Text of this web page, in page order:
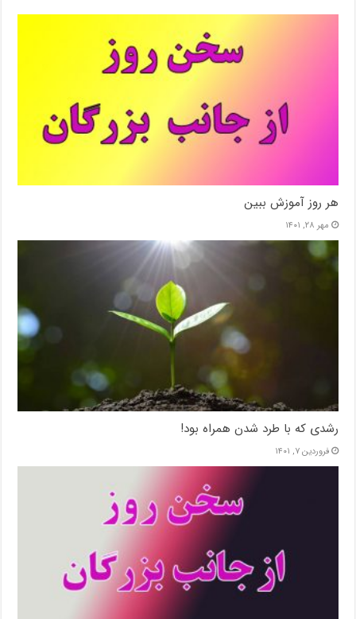
هر روز آموزش ببین
مهر ۲۸, ۱۴۰۱
رشدی که با طرد شدن همراه بود!
فروردین ۷, ۱۴۰۱